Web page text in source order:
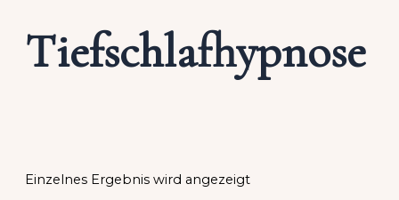
Tiefschlafhypnose
Einzelnes Ergebnis wird angezeigt